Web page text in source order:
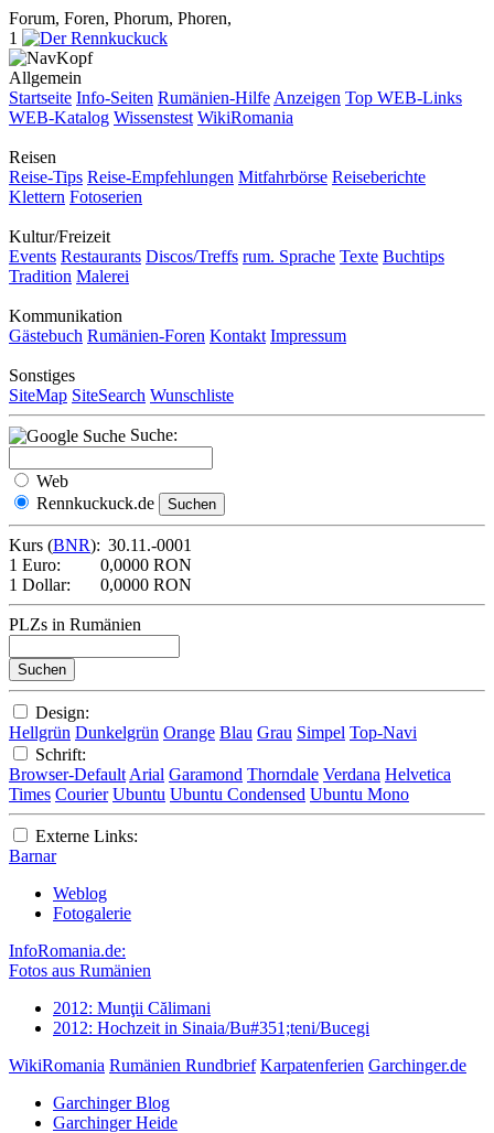
Forum, Foren, Phorum, Phoren,
1
Allgemein
Startseite Info-Seiten Rumänien-Hilfe Anzeigen Top WEB-Links
WEB-Katalog Wissenstest WikiRomania
Reisen
Reise-Tips Reise-Empfehlungen Mitfahrbörse Reiseberichte
Klettern Fotoserien
Kultur/Freizeit
Events Restaurants Discos/Treffs rum. Sprache Texte Buchtips
Tradition Malerei
Kommunikation
Gästebuch Rumänien-Foren Kontakt Impressum
Sonstiges
SiteMap SiteSearch Wunschliste
Suche:
Web
Rennkuckuck.de
Kurs (BNR): 30.11.-0001
1 Euro:
0,0000 RON
1 Dollar:
0,0000 RON
PLZs in Rumänien
Design:
Hellgrün Dunkelgrün Orange Blau Grau Simpel Top-Navi
Schrift:
Browser-Default Arial Garamond Thorndale Verdana Helvetica
Times Courier Ubuntu Ubuntu Condensed Ubuntu Mono
Externe Links:
Barnar
Weblog
Fotogalerie
InfoRomania.de:
Fotos aus Rumänien
2012: Munţii Călimani
2012: Hochzeit in Sinaia/Bu#351;teni/Bucegi
WikiRomania Rumänien Rundbrief Karpatenferien Garchinger.de
Garchinger Blog
Garchinger Heide